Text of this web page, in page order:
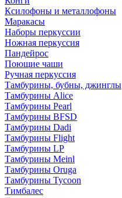
Ксилофоны и металлофоны
Маракасы
Наборы перкуссии
Ножная перкуссия
Пандейрос
Поющие чаши
Ручная перкуссия
Тамбурины, бубны, джинглы
Тамбурины Alice
Тамбурины Pearl
Тамбурины BFSD
Тамбурины Dadi
Тамбурины Flight
Тамбурины LP
Тамбурины Meinl
Тамбурины Oruga
Тамбурины Tycoon
Тимбалес